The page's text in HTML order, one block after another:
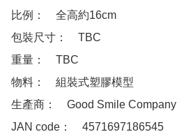
比例：　全高約16cm
包裝尺寸：　TBC
重量：　TBC
物料：　組裝式塑膠模型
生產商：　Good Smile Company
JAN code：　4571697186545